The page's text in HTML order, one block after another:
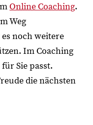
Online Coaching.
Weg
noch weitere
Im Coaching
Sie passt.
die nächsten